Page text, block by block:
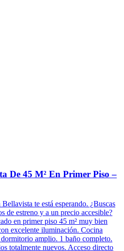
De 45 M² En Primer Piso –
te está esperando. ¿Buscas
de estreno y a un precio accesible?
en primer piso 45 m² muy bien
excelente iluminación. Cocina
amplio. 1 baño completo.
totalmente nuevos. Acceso directo